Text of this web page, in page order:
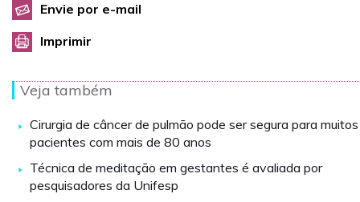
Envie por e-mail
Imprimir
Veja também
Cirurgia de câncer de pulmão pode ser segura para muitos
pacientes com mais de 80 anos
Técnica de meditação em gestantes é avaliada por
pesquisadores da Unifesp